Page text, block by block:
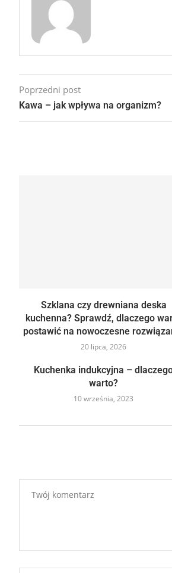
Poprzedni post
Kawa – jak wpływa na organizm?
Szklana czy drewniana deska
kuchenna? Sprawdź, dlaczego
postawić na nowoczesne
20 lipca, 2026
Kuchenka indukcyjna –
warto?
10 września, 2023